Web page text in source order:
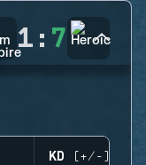
1 : 7
KD (+/-)